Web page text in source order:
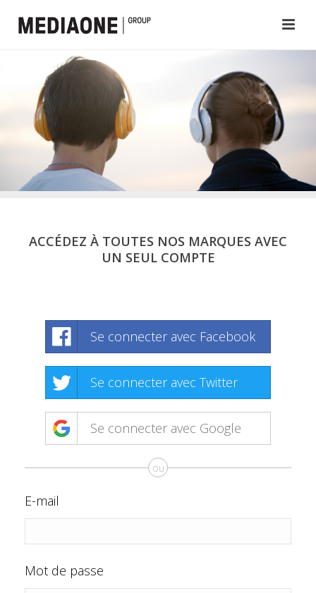
ACCÉDEZ À TOUTES NOS MARQUES AVEC
UN SEUL COMPTE
Se connecter avec Facebook
Se connecter avec Twitter
Se connecter avec Google
ou
E-mail
Mot de passe